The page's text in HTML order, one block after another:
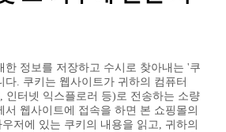
한 정보를 저장하고 수시로 찾아내는 '쿠
다. 쿠키는 웹사이트가 귀하의 컴퓨터
인터넷 익스플로러 등)로 전송하는 소량
서 웹사이트에 접속을 하면 본 쇼핑몰의
저에 있는 쿠키의 내용을 읽고, 귀하의